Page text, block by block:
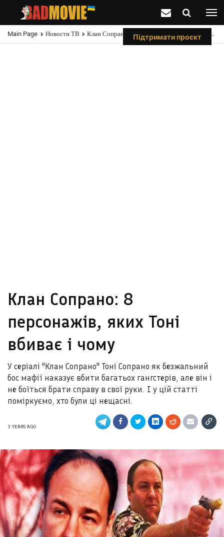
Підтримати проєкт
Main Page Новости ТВ Клан Сопрано: 8 Персонажів, Яких Тоні Вбиває І Чому
Клан Сопрано: 8
персонажів, яких Тоні
вбиває і чому
У серіалі "Клан Сопрано" Тоні Сопрано як безжальний
бос мафії наказує вбити багатьох гангстерів, але він і
не боїться брати справу в свої руки. І у цій статті
поміркуємо, хто були ці нещасні.
3 YEARS AGO